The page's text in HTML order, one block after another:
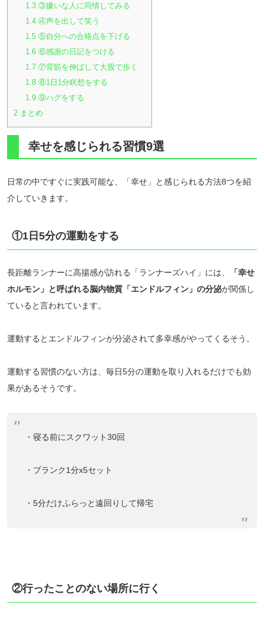
1.3③嫌いな人に同情してみる
1.4④声を出して笑う
1.5⑤自分への合格点を下げる
1.6⑥感謝の日記をつける
1.7⑦背筋を伸ばして大股で歩く
1.8⑧1日1分瞑想をする
1.9⑨ハグをする
2 まとめ
幸せを感じられる習慣9選
日常の中ですぐに実践可能な、「幸せ」と感じられる方法8つを紹
介していきます。
①1日5分の運動をする
長距離ランナーに高揚感が訪れる「ランナーズハイ」には、
「幸せ
ホルモン」と呼ばれる脳内物質「エンドルフィン」の分泌が関係し
ていると言われています。
運動するとエンドルフィンが分泌されて多幸感がやってくるそう。
運動する習慣のない方は、毎日5分の運動を取り入れるだけでも効
果があるそうです。
・寝る前にスクワット30回
・プランク1分x5セット
・5分だけふらっと遠回りして帰宅
②行ったことのない場所に行く